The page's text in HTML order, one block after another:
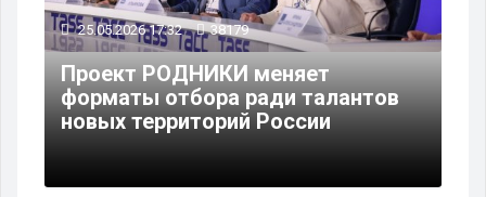
25.05.2026 17:32 38179
Проект РОДНИКИ меняет
форматы отбора ради талантов
новых территорий России